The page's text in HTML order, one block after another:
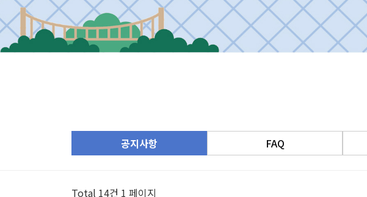
공지사항 FAQ
Total 14건 1 페이지